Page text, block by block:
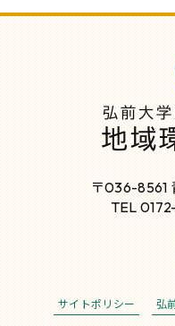
〒036-8561
TEL
サイトポリシー 弘